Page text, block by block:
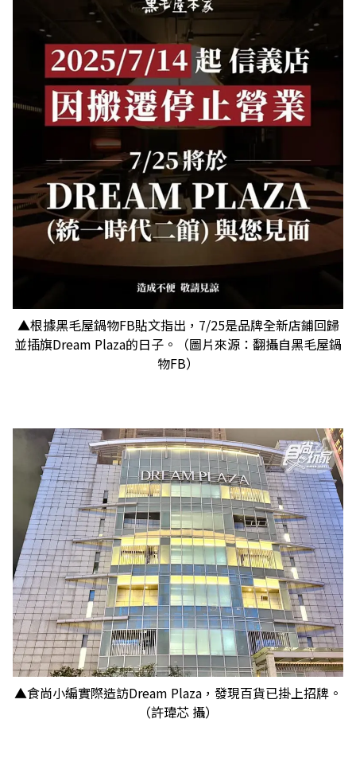
▲根據黑毛屋鍋物FB貼文指出，7/25是品牌全新店鋪回歸
並插旗Dream Plaza的日子。（圖片來源：翻攝自黑毛屋鍋
物FB）
▲食尚小編實際造訪Dream Plaza，發現百貨已掛上招牌。
（許瑋芯 攝）